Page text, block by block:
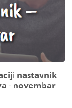
nastavnik
- novembar